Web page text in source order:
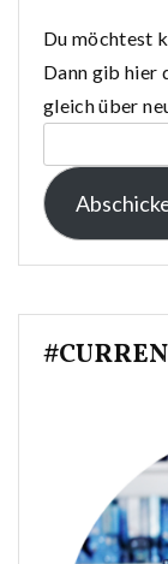
Du möchtest
Dann gib hier
gleich über
Mail-
Adresse: